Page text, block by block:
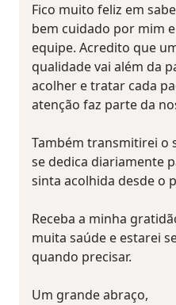
Fico muito feliz em
bem cuidado por mim
equipe. Acredito que
qualidade vai além da
acolher e tratar cada
atenção faz parte da
Também transmitirei o
se dedica diariamente
sinta acolhida desde o
Receba a minha
muita saúde e estarei
quando precisar.
Um grande abraço,